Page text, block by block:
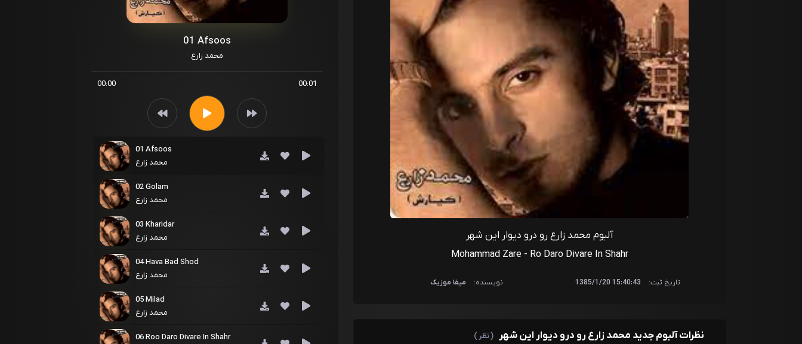
آلبوم محمد زارع رو درو دیوار این شهر
Mohammad Zare - Ro Daro Divare In Shahr
تاریخ ثبت: 15:40:43 1385/1/20 نویسنده: میفا موزیک
نظرات آلبوم جدید محمد زارع رو درو دیوار این شهر ( نظر )
01 Afsoos
محمد زارع
00:00 00:01
01 Afsoos
محمد زارع
02 Golam
محمد زارع
03 Kharidar
محمد زارع
04 Hava Bad Shod
محمد زارع
05 Milad
محمد زارع
06 Roo Daro Divare In Shahr